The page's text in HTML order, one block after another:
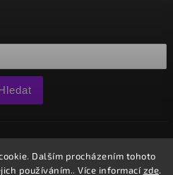
Dalším procházením tohoto
používáním.. Více informacízde.